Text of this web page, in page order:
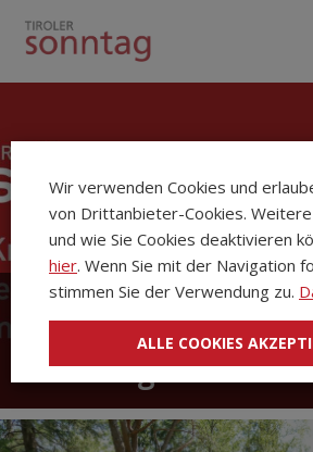
Die
Sonntag
Wir verwenden Cookies und
von Drittanbieter-Cookies.
und wie Sie Cookies deaktivieren
hier. Wenn Sie mit der Navigation
stimmen Sie der Verwendung zu.
ALLE COOKIES